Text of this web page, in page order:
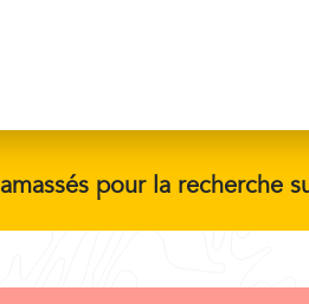
amassés pour la recherche